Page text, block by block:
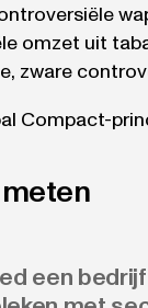
omzet uit
zware
Compact-
een